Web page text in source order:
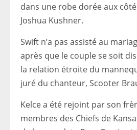
dans une robe dorée aux
Joshua Kushner.
Swift n’a pas assisté au
après que le couple se soit
la relation étroite du
juré du chanteur, Scooter
Kelce a été rejoint par son
membres des Chiefs de